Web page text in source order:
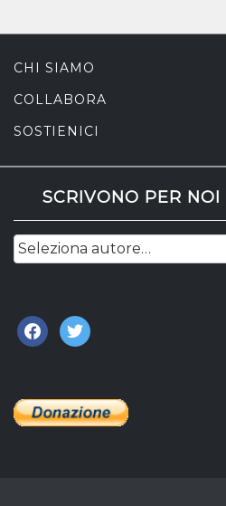
CHI SIAMO
COLLABORA
SOSTIENICI
SCRIVONO PER NOI
facebook
twitter